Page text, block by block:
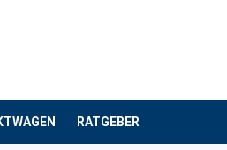
RATGEBER